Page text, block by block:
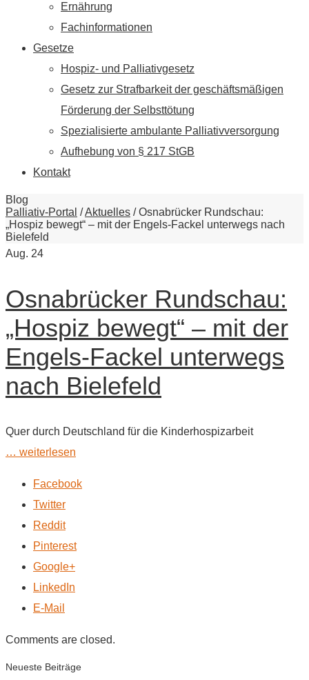
Ernährung
Fachinformationen
Gesetze
Hospiz- und Palliativgesetz
Gesetz zur Strafbarkeit der geschäftsmäßigen
Förderung der Selbsttötung
Spezialisierte ambulante Palliativversorgung
Aufhebung von § 217 StGB
Kontakt
Blog
Palliativ-Portal /Aktuelles /Osnabrücker Rundschau:
„Hospiz bewegt“ – mit der Engels-Fackel unterwegs nach
Bielefeld
Aug. 24
Osnabrücker Rundschau:
„Hospiz bewegt“ – mit der
Engels-Fackel unterwegs
nach Bielefeld
Quer durch Deutschland für die Kinderhospizarbeit
… weiterlesen
Facebook
Twitter
Reddit
Pinterest
Google+
LinkedIn
E-Mail
Comments are closed.
Neueste Beiträge